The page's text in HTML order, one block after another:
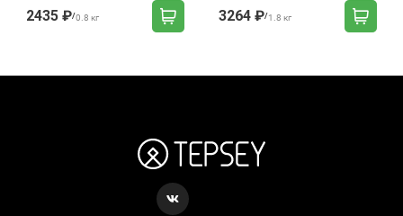
2435 ₽/0.8 кг 3264 ₽/1.8 кг